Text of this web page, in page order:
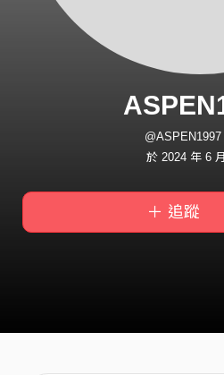
@ASPEN1997
於 2024 年 6
＋ 追蹤